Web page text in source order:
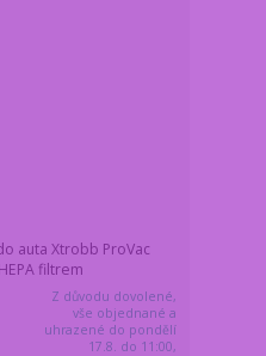
auta Xtrobb ProVac
filtrem
Z důvodu dovolené,
vše objednané a
uhrazené do pondělí
17.8. do 11:00,